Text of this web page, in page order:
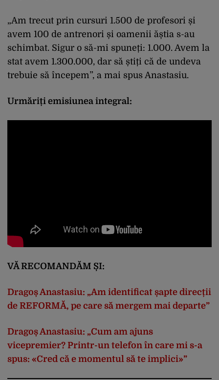
„Am trecut prin cursuri 1.500 de profesori și
avem 100 de antrenori și oamenii ăștia s-au
schimbat. Sigur o să-mi spuneți: 1.000. Avem la
stat avem 1.300.000, dar să știți că de undeva
trebuie să începem”, a mai spus Anastasiu.
Urmăriți emisiunea integral:
VĂ RECOMANDĂM ȘI:
Dragoș Anastasiu: „Am identificat șapte direcții
de REFORMĂ, pe care să mergem mai departe”
Dragoș Anastasiu: „Cum am ajuns
vicepremier? Printr-un telefon în care mi s-a
spus: «Cred că e momentul să te implici»”